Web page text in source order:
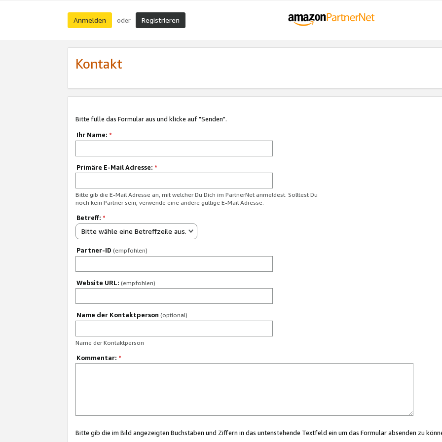
Anmelden oder Registrieren
Kontakt
Bitte fülle das Formular aus und klicke auf "Senden".
Ihr Name: *
Primäre E-Mail Adresse: *
Bitte gib die E-Mail Adresse an, mit welcher Du Dich im PartnerNet anmeldest. Solltest Du
noch kein Partner sein, verwende eine andere gültige E-Mail Adresse.
Betreff: *
Bitte wähle eine Betreffzeile aus.
Partner-ID (empfohlen)
Website URL: (empfohlen)
Name der Kontaktperson (optional)
Name der Kontaktperson
Kommentar: *
Bitte gib die im Bild angezeigten Buchstaben und Ziffern in das untenstehende Textfeld ein um das Formular absenden zu